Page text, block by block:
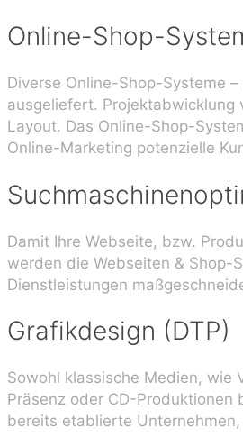
Online-Shop-
Diverse Online-Shop-Systeme
ausgeliefert. Projektabwicklung
Layout. Das Online-Shop-
Online-Marketing potenzielle
Damit Ihre Webseite, bzw.
werden die Webseiten & Shop-
Dienstleistungen
Grafikdesign (DTP)
Sowohl klassische Medien, wie
Präsenz oder CD-Produktionen
bereits etablierte